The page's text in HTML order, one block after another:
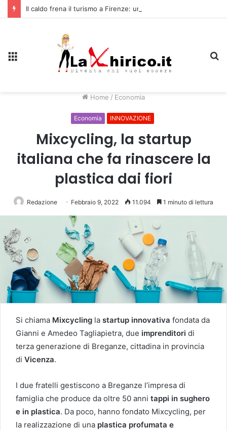
Home / Economia
Economia INNOVAZIONE
Mixcycling, la startup
italiana che fa rinascere la
plastica dai fiori
Redazione Febbraio 9, 2022 11.094 1 minuto di lettura
Si chiama Mixcycling la startup innovativa fondata da
Gianni e Amedeo Tagliapietra, due imprenditori di
terza generazione di Breganze, cittadina in provincia
di Vicenza.
I due fratelli gestiscono a Breganze l’impresa di
famiglia che produce da oltre 50 anni tappi in sughero
e in plastica. Da poco, hanno fondato Mixcycling, per
la realizzazione di una plastica profumata e